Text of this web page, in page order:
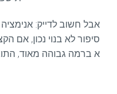
אבל חשוב לדייק:
סיפור לא בנוי נכון, אם